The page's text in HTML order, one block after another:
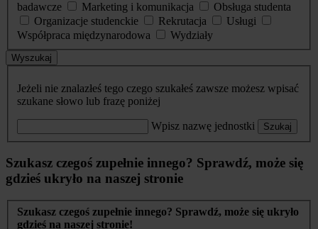
badawcze
Marketing i komunikacja
Obsługa studenta
Organizacje studenckie
Rekrutacja
Usługi
Współpraca międzynarodowa
Wydziały
Wyszukaj
Jeżeli nie znalazłeś tego czego szukałeś zawsze możesz wpisać
szukane słowo lub frazę poniżej
Wpisz nazwę jednostki Szukaj
Szukasz czegoś zupełnie innego? Sprawdź, może się
gdzieś ukryło na naszej stronie
Szukasz czegoś zupełnie innego? Sprawdź, może się ukryło
gdzieś na naszej stronie!